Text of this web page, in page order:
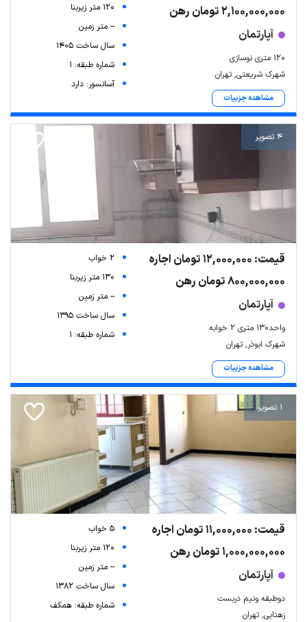
2,100,000,000 تومان رهن
آپارتمان
۱۲۰ متری نوسازی
شهرک شریعتی, تهران
مشاهده جزییات
120 متر زیربنا
-- متر زمین
سال ساخت 1405
شماره طبقه: 1
آسانسور: دارد
4 تصویر
قیمت: 12,000,000 تومان اجاره
800,000,000 تومان رهن
آپارتمان
واحد130 متری 2 خوابه
شهرک ابوذر, تهران
مشاهده جزییات
2 خواب
130 متر زیربنا
-- متر زمین
سال ساخت 1395
شماره طبقه: 1
1 تصویر
قیمت: 11,000,000 تومان اجاره
1,000,000,000 تومان رهن
آپارتمان
دوطبقه ونیم دربست
زهتابی, تهران
5 خواب
120 متر زیربنا
-- متر زمین
سال ساخت 1382
شماره طبقه: همکف